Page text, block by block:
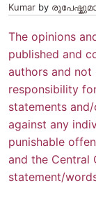
Kumar by
The opinions
published and
authors and
responsibility
statements
against any
punishable
and the
statement/